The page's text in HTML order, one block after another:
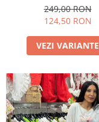
249,00 RON
124,50 RON
VEZI VARIANTE